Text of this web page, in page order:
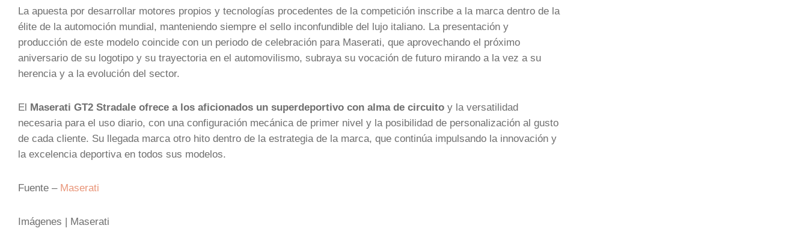
La apuesta por desarrollar motores propios y tecnologías procedentes de la competición inscribe a la marca dentro de la
élite de la automoción mundial, manteniendo siempre el sello inconfundible del lujo italiano. La presentación y
producción de este modelo coincide con un periodo de celebración para Maserati, que aprovechando el próximo
aniversario de su logotipo y su trayectoria en el automovilismo, subraya su vocación de futuro mirando a la vez a su
herencia y a la evolución del sector.
El Maserati GT2 Stradale ofrece a los aficionados un superdeportivo con alma de circuito y la versatilidad
necesaria para el uso diario, con una configuración mecánica de primer nivel y la posibilidad de personalización al gusto
de cada cliente. Su llegada marca otro hito dentro de la estrategia de la marca, que continúa impulsando la innovación y
la excelencia deportiva en todos sus modelos.
Fuente – Maserati
Imágenes | Maserati